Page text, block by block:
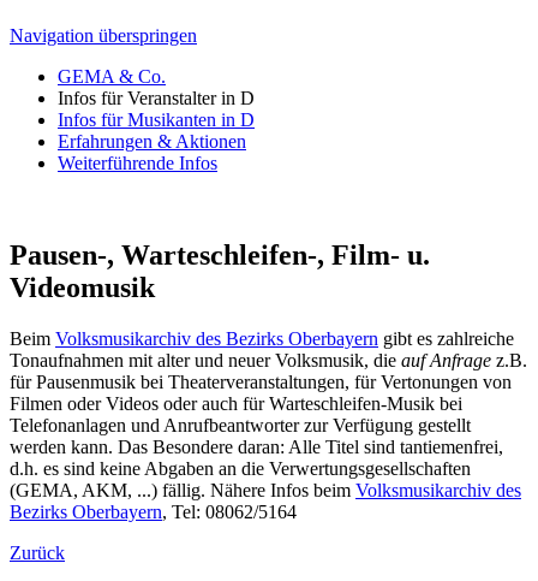
Navigation überspringen
GEMA & Co.
Infos für Veranstalter in D
Infos für Musikanten in D
Erfahrungen & Aktionen
Weiterführende Infos
Pausen-, Warteschleifen-, Film- u.
Videomusik
Beim Volksmusikarchiv des Bezirks Oberbayern gibt es zahlreiche
Tonaufnahmen mit alter und neuer Volksmusik, die auf Anfrage z.B.
für Pausenmusik bei Theaterveranstaltungen, für Vertonungen von
Filmen oder Videos oder auch für Warteschleifen-Musik bei
Telefonanlagen und Anrufbeantworter zur Verfügung gestellt
werden kann. Das Besondere daran: Alle Titel sind tantiemenfrei,
d.h. es sind keine Abgaben an die Verwertungsgesellschaften
(GEMA, AKM, ...) fällig. Nähere Infos beim Volksmusikarchiv des
Bezirks Oberbayern, Tel: 08062/5164
Zurück